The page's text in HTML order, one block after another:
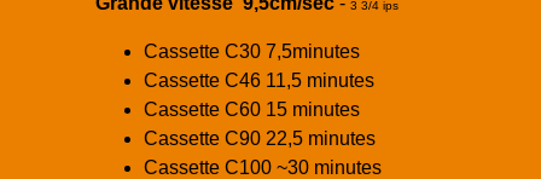
3 3/4 ips
Cassette C30 7,5minutes
Cassette C46 11,5 minutes
Cassette C60 15 minutes
Cassette C90 22,5 minutes
Cassette C100 ~30 minutes